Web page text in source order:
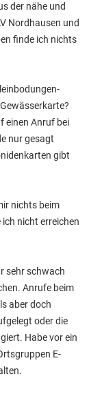
der nähe und
Nordhausen und
finde ich nichts
einen Anruf bei
nur gesagt
gibt
nichts beim
nicht erreichen
sehr schwach
Anrufe beim
aber doch
oder die
Habe vor ein
E-